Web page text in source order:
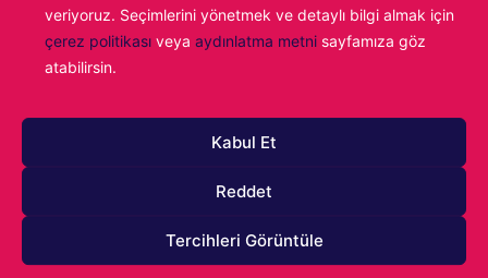
veriyoruz. Seçimlerini yönetmek ve detaylı bilgi almak için
çerez politikası veya aydınlatma metni sayfamıza göz
atabilirsin.
Kabul Et
Reddet
Tercihleri Görüntüle
Demo Yayınlandı:
29 Ocak 2026
Kingdom Come:
Değişti: Beklenen
Kulağında
28 Ocak 2026